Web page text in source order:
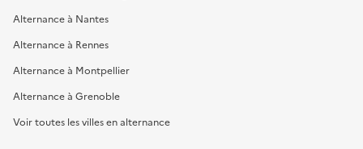
Alternance à Nantes
Alternance à Rennes
Alternance à Montpellier
Alternance à Grenoble
Voir toutes les villes en alternance